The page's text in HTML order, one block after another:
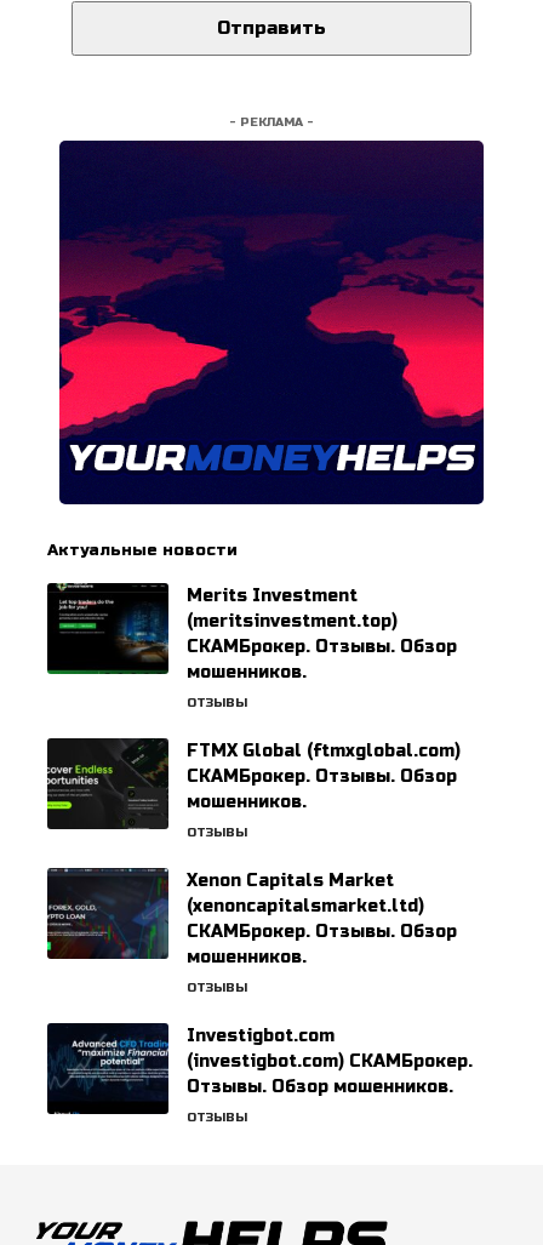
- РЕКЛАМА -
Актуальные новости
Merits Investment
(meritsinvestment.top)
СКАМБрокер. Отзывы. Обзор
мошенников.
ОТЗЫВЫ
FTMX Global (ftmxglobal.com)
СКАМБрокер. Отзывы. Обзор
мошенников.
ОТЗЫВЫ
Xenon Capitals Market
(xenoncapitalsmarket.ltd)
СКАМБрокер. Отзывы. Обзор
мошенников.
ОТЗЫВЫ
Investigbot.com
(investigbot.com) СКАМБрокер.
Отзывы. Обзор мошенников.
ОТЗЫВЫ